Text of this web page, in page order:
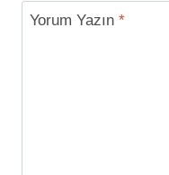
Yorum Yazın *